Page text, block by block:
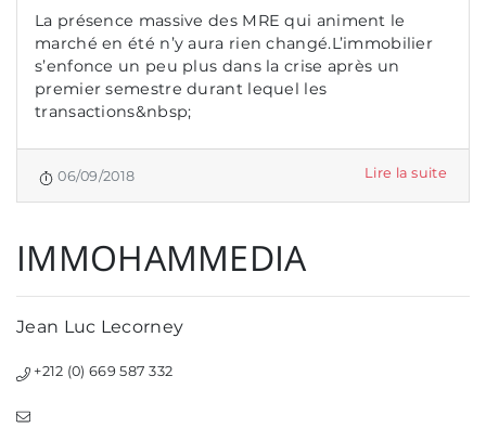
La présence massive des MRE qui animent le
marché en été n’y aura rien changé.L’immobilier
s’enfonce un peu plus dans la crise après un
premier semestre durant lequel les
transactions&nbsp;
06/09/2018 Lire la suite
IMMOHAMMEDIA
Jean Luc Lecorney
+212 (0) 669 587 332